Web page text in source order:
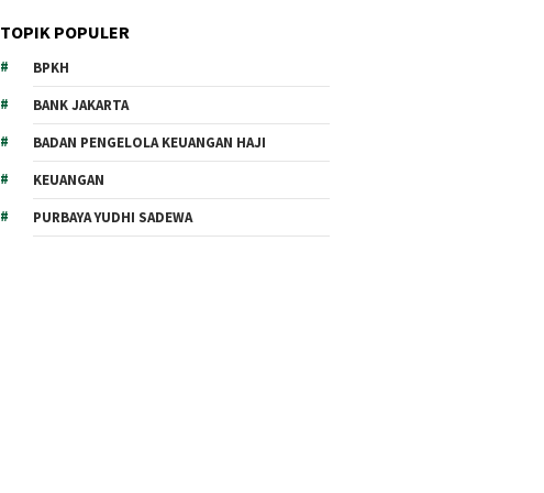
TOPIK POPULER
BPKH
BANK JAKARTA
BADAN PENGELOLA KEUANGAN HAJI
KEUANGAN
PURBAYA YUDHI SADEWA